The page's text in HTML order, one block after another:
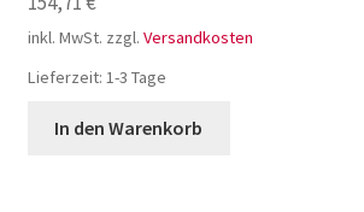
inkl. MwSt. zzgl. Versandkosten
Lieferzeit: 1-3 Tage
In den Warenkorb